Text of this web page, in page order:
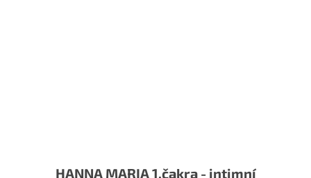
HANNA MARIA 1.čakra - intimní